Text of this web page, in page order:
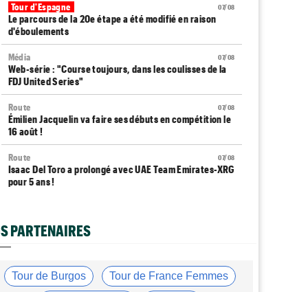
07/08
Tour d'Espagne
Le parcours de la 20e étape a été modifié en raison
d'éboulements
07/08
Média
Web-série : "Course toujours, dans les coulisses de la
FDJ United Series"
07/08
Route
Émilien Jacquelin va faire ses débuts en compétition le
16 août !
07/08
Route
Isaac Del Toro a prolongé avec UAE Team Emirates-XRG
pour 5 ans !
monnaie courante"
Le Mercato vélo est ouvert... toutes les dernières infos
et rumeurs
PARTENAIRES
Tour de Burgos Tour de France Femmes